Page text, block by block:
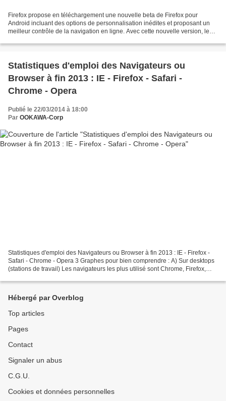
Firefox propose en téléchargement une nouvelle beta de Firefox pour
Android incluant des options de personnalisation inédites et proposant un
meilleur contrôle de la navigation en ligne. Avec cette nouvelle version, les
Statistiques d'emploi des Navigateurs ou
Browser à fin 2013 : IE - Firefox - Safari -
Chrome - Opera
Publié le 22/03/2014 à 18:00
Par OOKAWA-Corp
Statistiques d'emploi des Navigateurs ou Browser à fin 2013 : IE - Firefox -
Safari - Chrome - Opera 3 Graphes pour bien comprendre : A) Sur desktops
(stations de travail) Les navigateurs les plus utilisé sont Chrome, Firefox,
Hébergé par Overblog
Top articles
Pages
Contact
Signaler un abus
C.G.U.
Cookies et données personnelles